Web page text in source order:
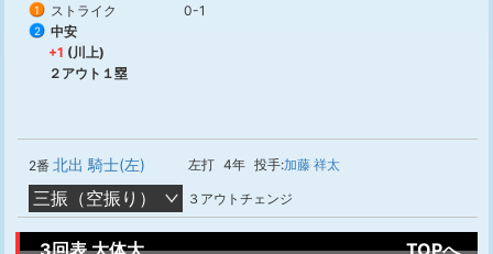
1 ストライク 0-1
2
中安
+1 (川上)
２アウト１塁
2番 北出 騎士(左) 左打 4年 投手:加藤 祥太
三振（空振り） ３アウトチェンジ
3回表 大体大 TOPへ